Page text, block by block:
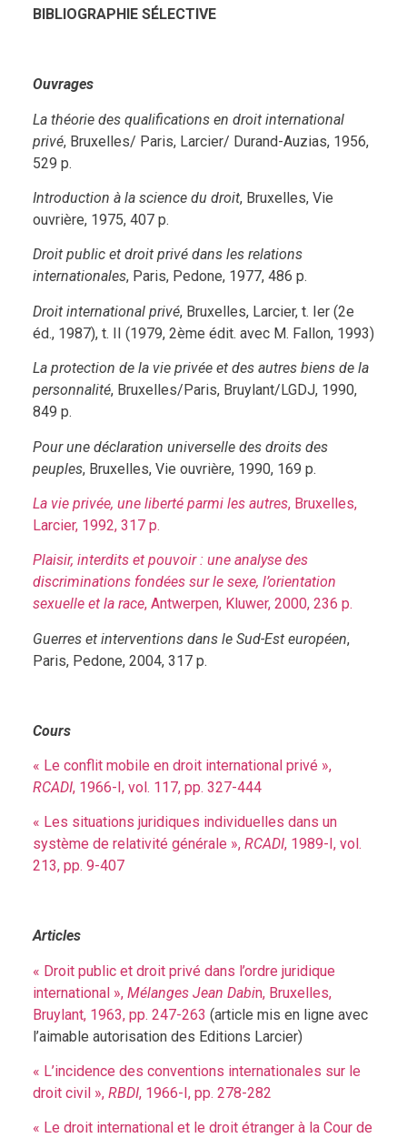
BIBLIOGRAPHIE SÉLECTIVE
Ouvrages
La théorie des qualifications en droit international
privé, Bruxelles/ Paris, Larcier/ Durand-Auzias, 1956,
529 p.
Introduction à la science du droit, Bruxelles, Vie
ouvrière, 1975, 407 p.
Droit public et droit privé dans les relations
internationales, Paris, Pedone, 1977, 486 p.
Droit international privé, Bruxelles, Larcier, t. Ier (2e
éd., 1987), t. II (1979, 2ème édit. avec M. Fallon, 1993)
La protection de la vie privée et des autres biens de la
personnalité, Bruxelles/Paris, Bruylant/LGDJ, 1990,
849 p.
Pour une déclaration universelle des droits des
peuples, Bruxelles, Vie ouvrière, 1990, 169 p.
La vie privée, une liberté parmi les autres, Bruxelles,
Larcier, 1992, 317 p.
Plaisir, interdits et pouvoir : une analyse des
discriminations fondées sur le sexe, l’orientation
sexuelle et la race, Antwerpen, Kluwer, 2000, 236 p.
Guerres et interventions dans le Sud-Est européen,
Paris, Pedone, 2004, 317 p.
Cours
« Le conflit mobile en droit international privé »,
RCADI, 1966-I, vol. 117, pp. 327-444
« Les situations juridiques individuelles dans un
système de relativité générale », RCADI, 1989-I, vol.
213, pp. 9-407
Articles
« Droit public et droit privé dans l’ordre juridique
international », Mélanges Jean Dabin, Bruxelles,
Bruylant, 1963, pp. 247-263 (article mis en ligne avec
l’aimable autorisation des Editions Larcier)
« L’incidence des conventions internationales sur le
droit civil », RBDI, 1966-I, pp. 278-282
« Le droit international et le droit étranger à la Cour de